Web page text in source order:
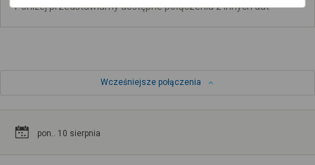
Poniżej przedstawiamy dostępne połączenia z innych dat
Wcześniejsze połączenia
pon.. 10 sierpnia